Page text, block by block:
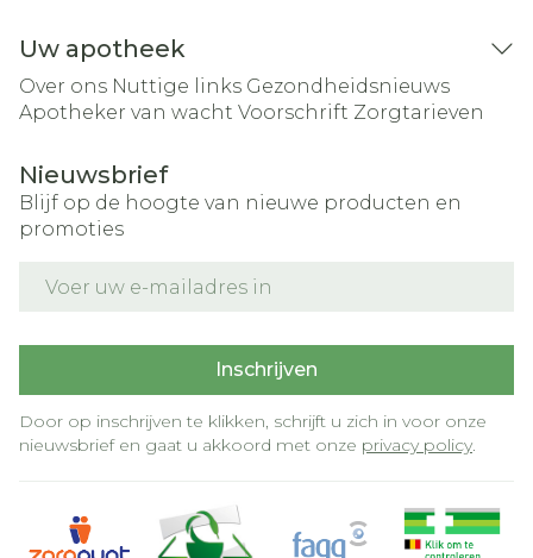
Uw apotheek
Over ons Nuttige links Gezondheidsnieuws
Apotheker van wacht Voorschrift Zorgtarieven
Nieuwsbrief
Blijf op de hoogte van nieuwe producten en
promoties
Inschrijven
Door op inschrijven te klikken, schrijft u zich in voor onze
nieuwsbrief en gaat u akkoord met onze privacy policy.